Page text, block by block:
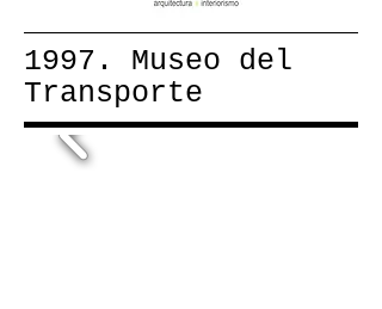
1997. Museo del
Transporte